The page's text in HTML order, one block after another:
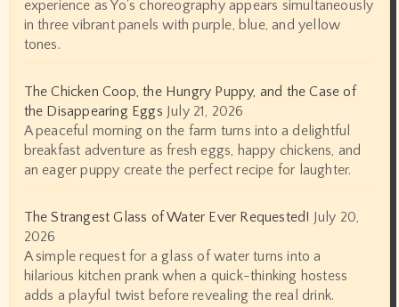
experience as Yo's choreography appears simultaneously
in three vibrant panels with purple, blue, and yellow
tones.
The Chicken Coop, the Hungry Puppy, and the Case of
the Disappearing Eggs July 21, 2026
A peaceful morning on the farm turns into a delightful
breakfast adventure as fresh eggs, happy chickens, and
an eager puppy create the perfect recipe for laughter.
The Strangest Glass of Water Ever Requested! July 20,
2026
A simple request for a glass of water turns into a
hilarious kitchen prank when a quick-thinking hostess
adds a playful twist before revealing the real drink.